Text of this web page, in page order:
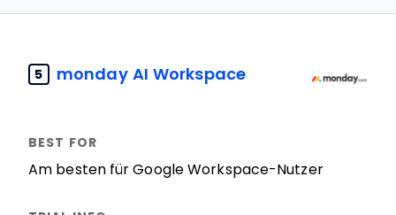
5 monday AI Workspace
Am besten für Google Workspace-Nutzer